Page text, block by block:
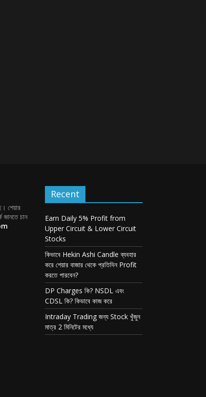
শেয়ার
জানতে চান
Recent
Earn Daily 5% Profit from
Upper Circuit & Lower Circuit
Stocks
কিভাবে Hekin Ashi Candle ব্যবহার
করে শেয়ার বাজার থেকে প্রতিদিন Profit
করতে পারবেন?
DP Charges কি? NSDL এবং
CDSL কি? কিভাবে কাজ করে
Intraday Trading জন্য Stock খুঁজুন
মাত্র 2 মিনিটের মধ্যে